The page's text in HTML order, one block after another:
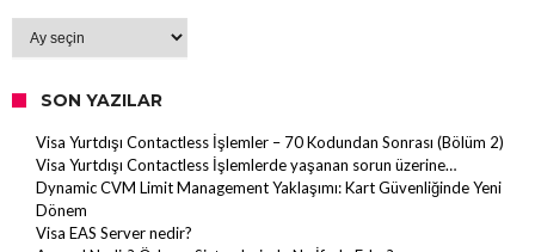
SON YAZILAR
Visa Yurtdışı Contactless İşlemler – 70 Kodundan Sonrası (Bölüm 2)
Visa Yurtdışı Contactless İşlemlerde yaşanan sorun üzerine…
Dynamic CVM Limit Management Yaklaşımı: Kart Güvenliğinde Yeni
Dönem
Visa EAS Server nedir?